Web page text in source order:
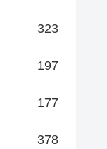
323
197
177
378